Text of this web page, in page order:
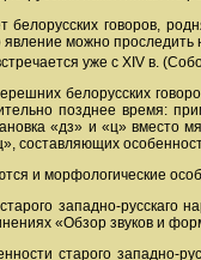
говоров,
явление можно проследить
уже с XIV в.
белорусских
позднее время:
«дз» и «ц» вместо
составляющих
и морфологические
западно-русскаго
«Обзор звуков и
старого западно-